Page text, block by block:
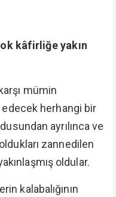
kâfirliğe yakın
mümin
herhangi bir
ayrılınca ve
zannedilen
oldular.
kalabalığının